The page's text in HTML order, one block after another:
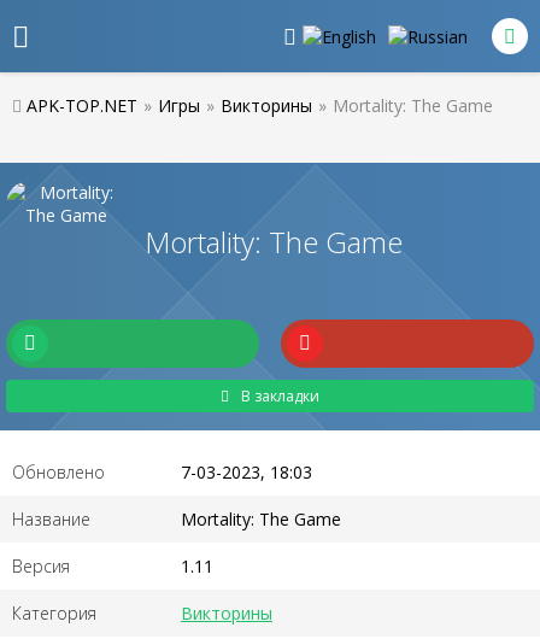
APK-TOP.NET » Игры » Викторины » Mortality: The Game
Mortality: The Game
В закладки
Обновлено 7-03-2023, 18:03
Название Mortality: The Game
Версия 1.11
Категория Викторины